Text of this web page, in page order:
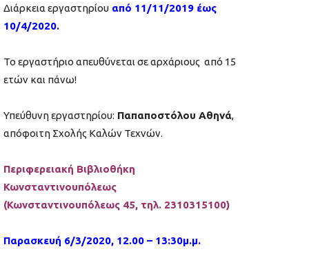
Διάρκεια εργαστηρίου από 11/11/2019 έως
10/4/2020.
Το εργαστήριο απευθύνεται σε αρχάριους από 15
ετών και πάνω!
Υπεύθυνη εργαστηρίου: Παπαποστόλου Αθηνά,
απόφοιτη Σχολής Καλών Τεχνών.
Περιφερειακή Βιβλιοθήκη
Κωνσταντινουπόλεως
(Κωνσταντινουπόλεως 45, τηλ. 2310315100)
Παρασκευή 6/3/2020, 12.00 – 13:30μ.μ.